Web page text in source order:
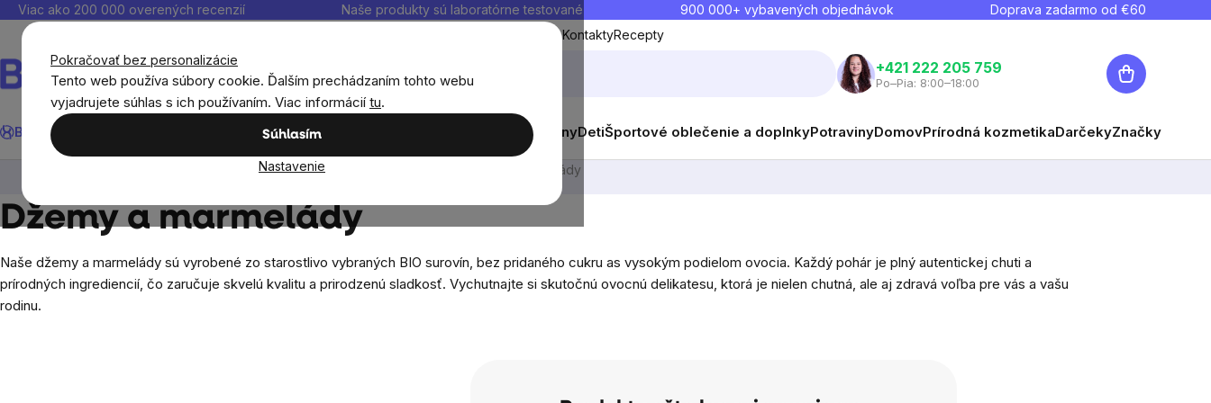
Pokračovať bez personalizácie
Tento web používa súbory cookie. Ďalším prechádzaním tohto webu
vyjadrujete súhlas s ich používaním. Viac informácií tu.
Súhlasím
Nastavenie
PrejsťViac ako 200 000 overených recenzií Naše produkty sú laboratórne testované 900 000+ vybavených objednávok Doprava zadarmo od €60
Doprava a platbaKontaktyRecepty
Hľadať
+421 222 205 759
Po–Pia: 8:00–18:00
Nákupný
košík
BrainMax® Výživové doplnky Muži ŽenyDetiŠportové oblečenie a doplnkyPotravinyDomovPrírodná kozmetikaDarčekyZnačky
Orechové krémy, džemy Džemy a marmelády
Džemy a marmelády
Naše džemy a marmelády sú vyrobené zo starostlivo vybraných BIO surovín, bez pridaného cukru as vysokým podielom ovocia. Každý pohár je plný autentickej chuti a
prírodných ingrediencií, čo zaručuje skvelú kvalitu a prirodzenú sladkosť. Vychutnajte si skutočnú ovocnú delikatesu, ktorá je nielen chutná, ale aj zdravá voľba pre vás a vašu
rodinu.